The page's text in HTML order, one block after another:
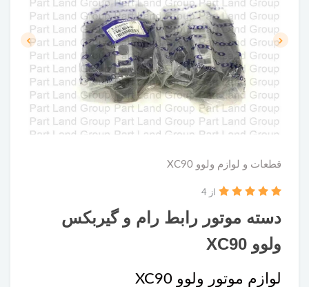
قطعات و لوازم ولوو XC90
دسته موتور رابط رام و گیربکس
ولوو XC90
از 4
لوازم موتور ولوو XC90